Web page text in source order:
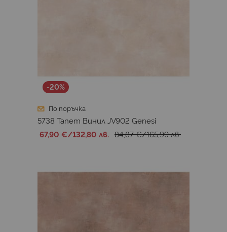
-20%
По поръчка
5738 Тапет Винил JV902 Genesi
67,90 €/132,80 лв. 84,87 €/165,99 лв.